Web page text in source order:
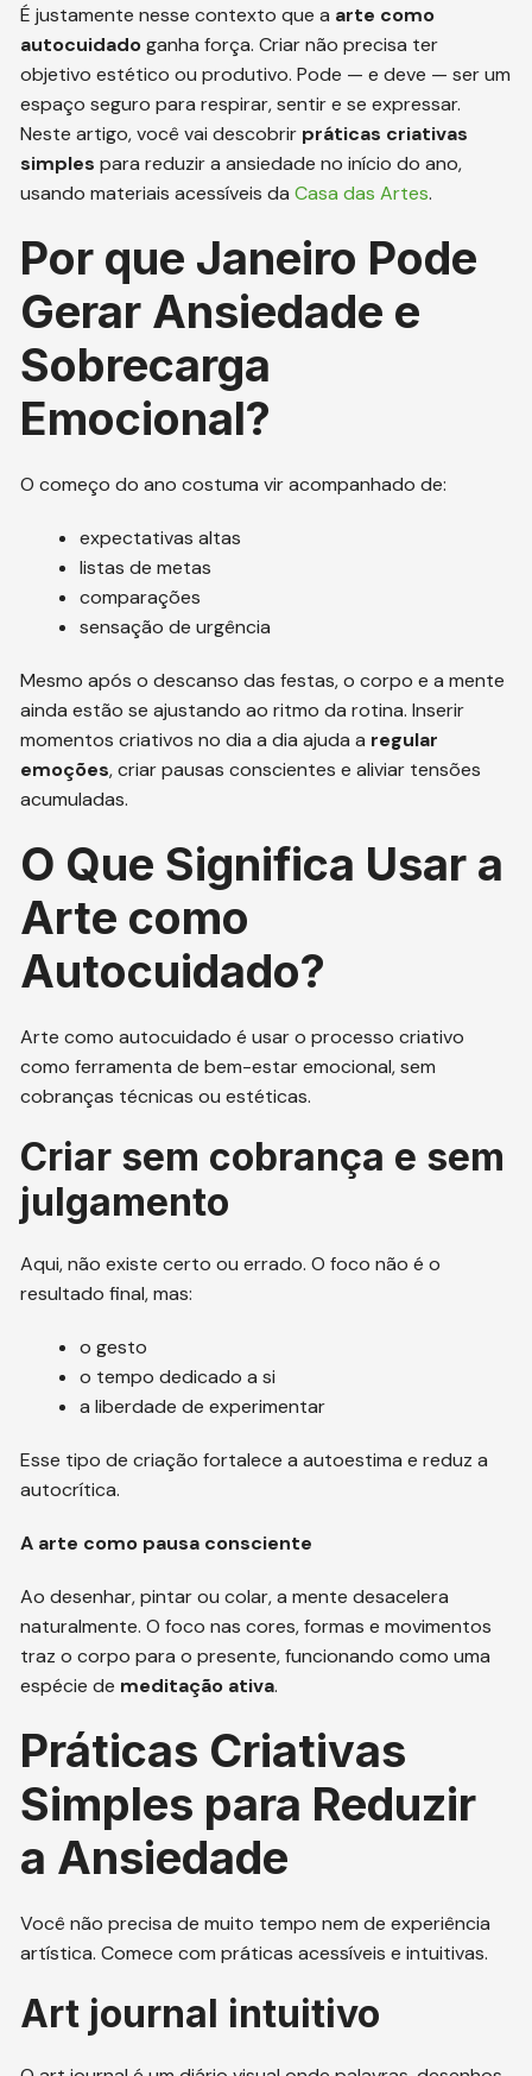
É justamente nesse contexto que a arte como
autocuidadoganha força. Criar não precisa ter
objetivo estético ou produtivo. Pode — e deve — ser um
espaço seguro para respirar, sentir e se expressar.
Neste artigo, você vai descobrir práticas criativas
simples para reduzir a ansiedade no início do ano,
usando materiais acessíveis da Casa das Artes.
Por que Janeiro Pode
Gerar Ansiedade e
Sobrecarga
Emocional?
O começo do ano costuma vir acompanhado de:
expectativas altas
listas de metas
comparações
sensação de urgência
Mesmo após o descanso das festas, o corpo e a mente
ainda estão se ajustando ao ritmo da rotina. Inserir
momentos criativos no dia a dia ajuda a regular
emoções, criar pausas conscientes e aliviar tensões
acumuladas.
O Que Significa Usar a
Arte como
Autocuidado?
Arte como autocuidado é usar o processo criativo
como ferramenta de bem-estar emocional, sem
cobranças técnicas ou estéticas.
Criar sem cobrança e sem
julgamento
Aqui, não existe certo ou errado. O foco não é o
resultado final, mas:
o gesto
o tempo dedicado a si
a liberdade de experimentar
Esse tipo de criação fortalece a autoestima e reduz a
autocrítica.
A arte como pausa consciente
Ao desenhar, pintar ou colar, a mente desacelera
naturalmente. O foco nas cores, formas e movimentos
traz o corpo para o presente, funcionando como uma
espécie de meditação ativa.
Práticas Criativas
Simples para Reduzir
a Ansiedade
Você não precisa de muito tempo nem de experiência
artística. Comece com práticas acessíveis e intuitivas.
Art journal intuitivo